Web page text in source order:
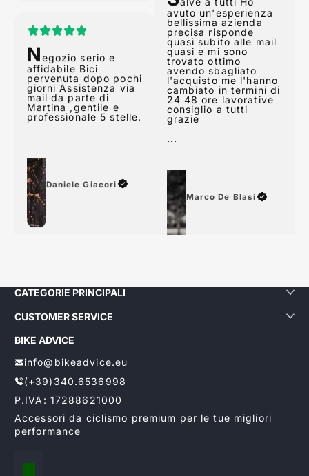
N
affidabile Bici
pervenuta dopo pochi
giorni Assistenza via
mail da parte di
Martina ,gentile e
professionale 5 stelle.
Daniele Giacori
Salve a tutti Ho
avuto un'esperienza
bellissima azienda
precisa risponde
quasi subito alle mail
quasi e mi sono
trovato ottimo
avendo sbagliato
l'acquisto me l'hanno
cambiato in termini di
24 48 ore lavorative
consiglio a tutti
Marco De Blasi
CATEGORIE PRINCIPALI
CUSTOMER SERVICE
BIKE ADVICE
info@bikeadvice.eu
(+39)340.6536998
P.IVA: 17288621000
Accessori da ciclismo premium per le tue migliori
performance